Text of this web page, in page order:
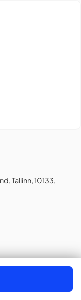
Tallinn, 10133,